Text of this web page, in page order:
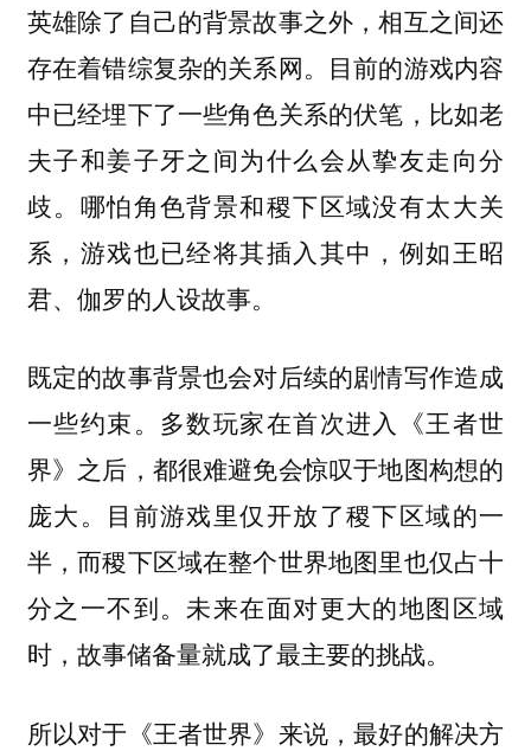
英雄除了自己的背景故事之外，相互之间还
存在着错综复杂的关系网。目前的游戏内容
中已经埋下了一些角色关系的伏笔，比如老
夫子和姜子牙之间为什么会从挚友走向分
歧。哪怕角色背景和稷下区域没有太大关
系，游戏也已经将其插入其中，例如王昭
君、伽罗的人设故事。
既定的故事背景也会对后续的剧情写作造成
一些约束。多数玩家在首次进入《王者世
界》之后，都很难避免会惊叹于地图构想的
庞大。目前游戏里仅开放了稷下区域的一
半，而稷下区域在整个世界地图里也仅占十
分之一不到。未来在面对更大的地图区域
时，故事储备量就成了最主要的挑战。
所以对于《王者世界》来说，最好的解决方